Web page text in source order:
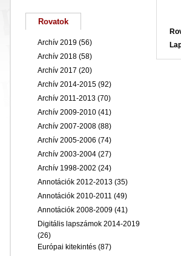
Rovatok
Archív 2019 (56)
Archív 2018 (58)
Archív 2017 (20)
Archív 2014-2015 (92)
Archív 2011-2013 (70)
Archív 2009-2010 (41)
Archív 2007-2008 (88)
Archív 2005-2006 (74)
Archív 2003-2004 (27)
Archív 1998-2002 (24)
Annotációk 2012-2013 (35)
Annotációk 2010-2011 (49)
Annotációk 2008-2009 (41)
Digitális lapszámok 2014-2019
(26)
Európai kitekintés (87)